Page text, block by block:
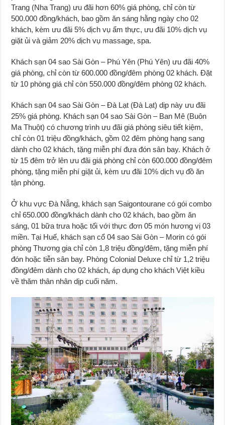
Trang (Nha Trang) ưu đãi hơn 60% giá phòng, chỉ còn từ
500.000 đồng/khách, bao gồm ăn sáng hằng ngày cho 02
khách, kèm ưu đãi 5% dịch vụ ẩm thực, ưu đãi 10% dịch vụ
giặt ủi và giảm 20% dịch vụ massage, spa.
Khách sạn 04 sao Sài Gòn – Phú Yên (Phú Yên) ưu đãi 40%
giá phòng, chỉ còn từ 600.000 đồng/đêm phòng 02 khách. Đặt
từ 10 phòng giá chỉ còn 550.000 đồng/đêm phòng 02 khách.
Khách sạn 04 sao Sài Gòn – Đà Lạt (Đà Lạt) dịp này ưu đãi
25% giá phòng. Khách sạn 04 sao Sài Gòn – Ban Mê (Buôn
Ma Thuột) có chương trình ưu đãi giá phòng siêu tiết kiệm,
chỉ còn 01 triệu đồng/khách, gồm 02 đêm phòng hạng sang
dành cho 02 khách, tặng miễn phí đưa đón sân bay. Khách ở
từ 15 đêm trở lên ưu đãi giá phòng chỉ còn 600.000 đồng/đêm
phòng, tặng miễn phí giặt ủi, kèm ưu đãi 10% dịch vụ đồ ăn
tận phòng.
Ở khu vực Đà Nẵng, khách sạn Saigontourane có gói combo
chỉ 650.000 đồng/khách dành cho 02 khách, bao gồm ăn
sáng, 01 bữa trưa hoặc tối với thực đơn 05 món hương vị 03
miền. Tại Huế, khách sạn cổ 04 sao Sài Gòn – Morin có gói
phòng Thương gia chỉ còn 1,8 triệu đồng/đêm, tặng miễn phí
đón hoặc tiễn sân bay. Phòng Colonial Deluxe chỉ từ 1,2 triệu
đồng/đêm dành cho 02 khách, áp dụng cho khách Việt kiều
về thăm thân nhân dịp cuối năm.